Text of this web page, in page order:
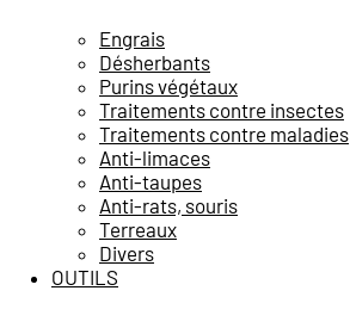
Engrais
Désherbants
Purins végétaux
Traitements contre insectes
Traitements contre maladies
Anti-limaces
Anti-taupes
Anti-rats, souris
Terreaux
Divers
OUTILS